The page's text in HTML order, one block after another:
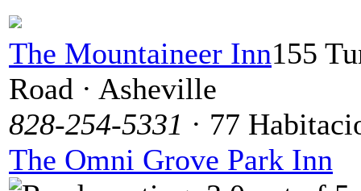
The Mountaineer Inn155
Road · Asheville
828-254-5331 · 77
The Omni Grove Park Inn